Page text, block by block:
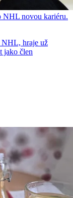
NHL novou kariéru.
NHL, hraje už
jako člen